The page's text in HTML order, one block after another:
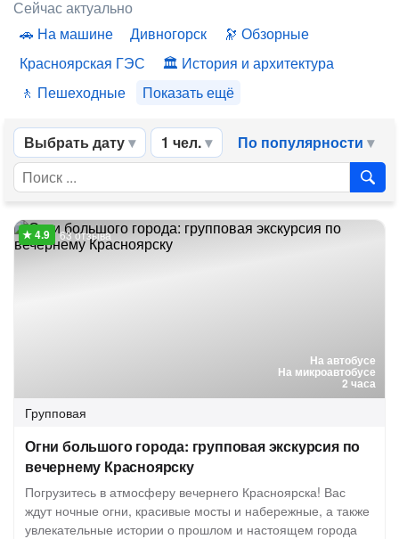
Сейчас актуально
На машине
Дивногорск
Обзорные
Красноярская ГЭС
История и архитектура
Пешеходные
Показать ещё
Выбрать дату 1 чел. По популярности
На автобусе
На микроавтобусе
2 часа
63 отзыва
Групповая
Огни большого города: групповая экскурсия по
вечернему Красноярску
Погрузитесь в атмосферу вечернего Красноярска! Вас
ждут ночные огни, красивые мосты и набережные, а также
увлекательные истории о прошлом и настоящем города